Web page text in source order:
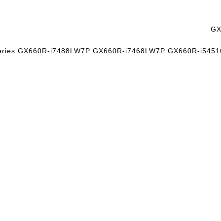
GX660R-i7488LW7P GX660R-i7468LW7P GX660R-